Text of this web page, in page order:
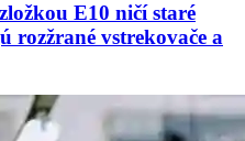
E10 ničí staré
rozžrané vstrekovače a